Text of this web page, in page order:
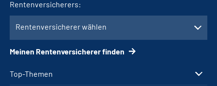
Top-Themen
Rentenversicherers:
Rentenversicherer wählen
Meinen Rentenversicherer finden